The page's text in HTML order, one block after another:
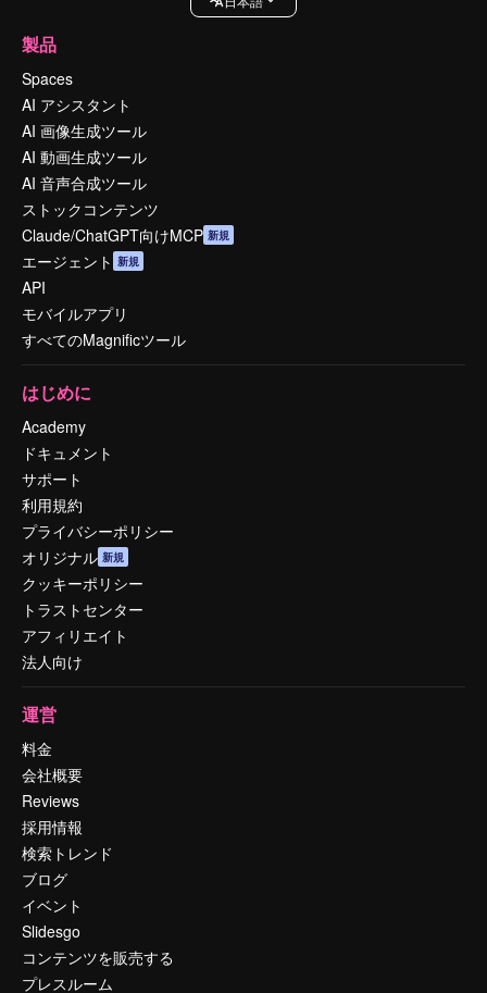
製品
Spaces
AI アシスタント
AI 画像生成ツール
AI 動画生成ツール
AI 音声合成ツール
ストックコンテンツ
Claude/ChatGPT向けMCP 新規
エージェント 新規
API
モバイルアプリ
すべてのMagnificツール
はじめに
Academy
ドキュメント
サポート
利用規約
プライバシーポリシー
オリジナル 新規
クッキーポリシー
トラストセンター
アフィリエイト
法人向け
運営
料金
会社概要
Reviews
採用情報
検索トレンド
ブログ
イベント
Slidesgo
コンテンツを販売する
プレスルーム